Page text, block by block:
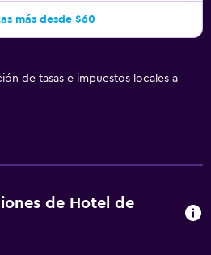
más desde $60
de tasas e impuestos locales a
de Hotel de